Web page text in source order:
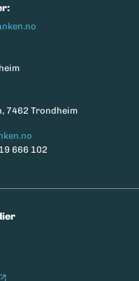
7462 Trondheim
666 102